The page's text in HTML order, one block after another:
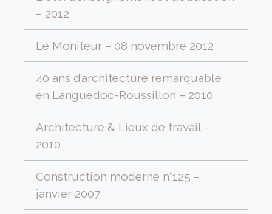
– 2012
Le Moniteur – 08 novembre 2012
40 ans d’architecture remarquable
en Languedoc-Roussillon – 2010
Architecture & Lieux de travail –
2010
Construction moderne n°125 –
janvier 2007